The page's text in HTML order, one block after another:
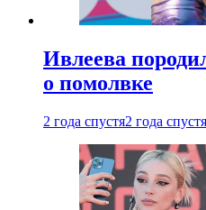
Ивлеева
о помолвке
2 года спустя2 года спустя